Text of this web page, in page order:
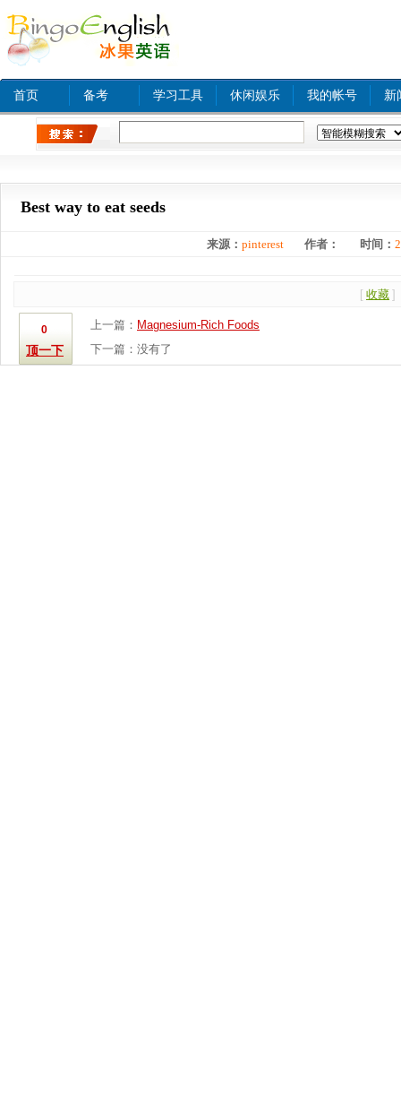
首页 备考 学习工具 休闲娱乐 我的帐号 新
Best way to eat seeds
来源： pinterest 作者： 时间：
[ 收藏 ]
0
顶一下
上一篇： Magnesium-Rich Foods
下一篇：没有了